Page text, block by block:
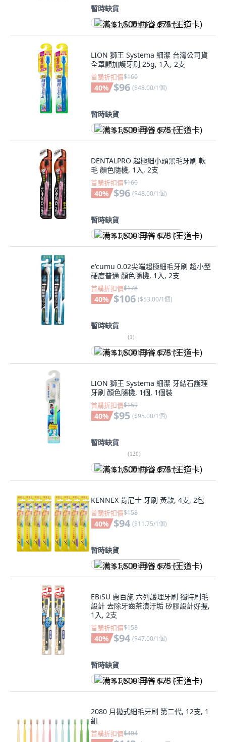
暫時缺貨
满 $1,500 再省 $75 (王道卡)
LION 獅王 Systema 細潔 台灣公司貨
全罩顧加護牙刷 25g, 1入, 2支
首購折扣價$160
40% $96 ($48.00/1個)
暫時缺貨
满 $1,500 再省 $75 (王道卡)
DENTALPRO 超極細小頭黑毛牙刷 軟
毛 顏色隨機, 1入, 2支
首購折扣價$160
40% $96 ($48.00/1個)
暫時缺貨
满 $1,500 再省 $75 (王道卡)
e'cumu 0.02尖端超極細毛牙刷 超小型
硬度普通 顏色隨機, 1入, 2支
首購折扣價$178
40% $106 ($53.00/1個)
暫時缺貨
(1)
满 $1,500 再省 $75 (王道卡)
LION 獅王 Systema 細潔 牙結石護理
牙刷 顏色隨機, 1個, 1個裝
首購折扣價$159
40% $95 ($95.00/1個)
暫時缺貨
(120)
满 $1,500 再省 $75 (王道卡)
KENNEX 肯尼士 牙刷 黃款, 4支, 2包
首購折扣價$158
40% $94 ($11.75/1個)
暫時缺貨
满 $1,500 再省 $75 (王道卡)
EBiSU 惠百施 六列護理牙刷 獨特刷毛
設計 去除牙齒茶漬汙垢 矽膠設計好握,
1入, 2支
首購折扣價$158
40% $94 ($47.00/1個)
暫時缺貨
满 $1,500 再省 $75 (王道卡)
2080 月拋式細毛牙刷 第二代, 12支, 1
組
首購折扣價$404